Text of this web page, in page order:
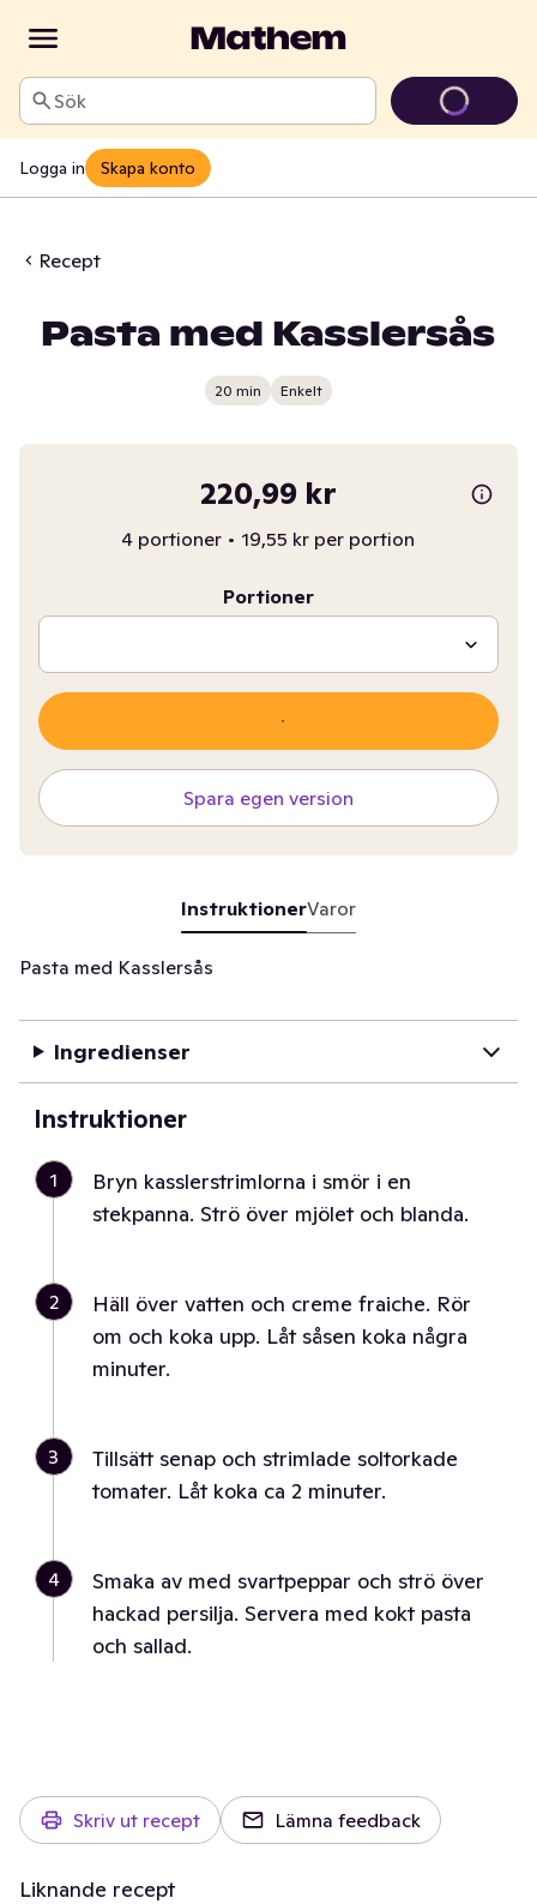
Sök
Logga in Skapa konto
Recept
Pasta med Kasslersås
20 min Enkelt
220,99 kr
4 portioner • 19,55 kr per portion
Portioner
Spara egen version
InstruktionerVaror
Pasta med Kasslersås
Ingredienser
Instruktioner
1
Bryn kasslerstrimlorna i smör i en
stekpanna. Strö över mjölet och blanda.
2
Häll över vatten och creme fraiche. Rör
om och koka upp. Låt såsen koka några
minuter.
3
Tillsätt senap och strimlade soltorkade
tomater. Låt koka ca 2 minuter.
4
Smaka av med svartpeppar och strö över
hackad persilja. Servera med kokt pasta
och sallad.
Skriv ut recept Lämna feedback
Liknande recept